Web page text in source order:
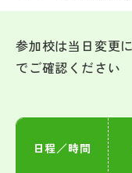
メニュー
学校選び
私学探検隊
参加校は当日変更
でご確認ください
日程／時間